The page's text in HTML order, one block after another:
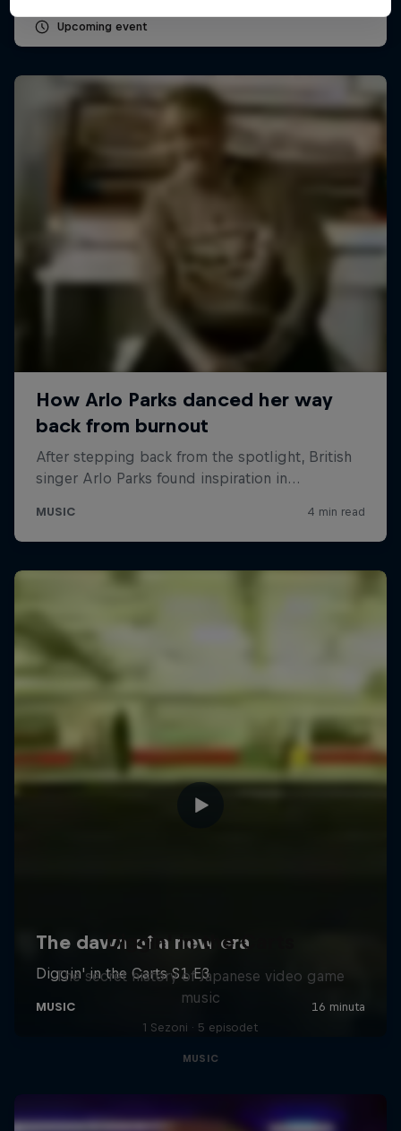
Upcoming event
Diggin' in the Carts
The secret history of Japanese video game
music
1 Sezoni · 5 episodet
MUSIC